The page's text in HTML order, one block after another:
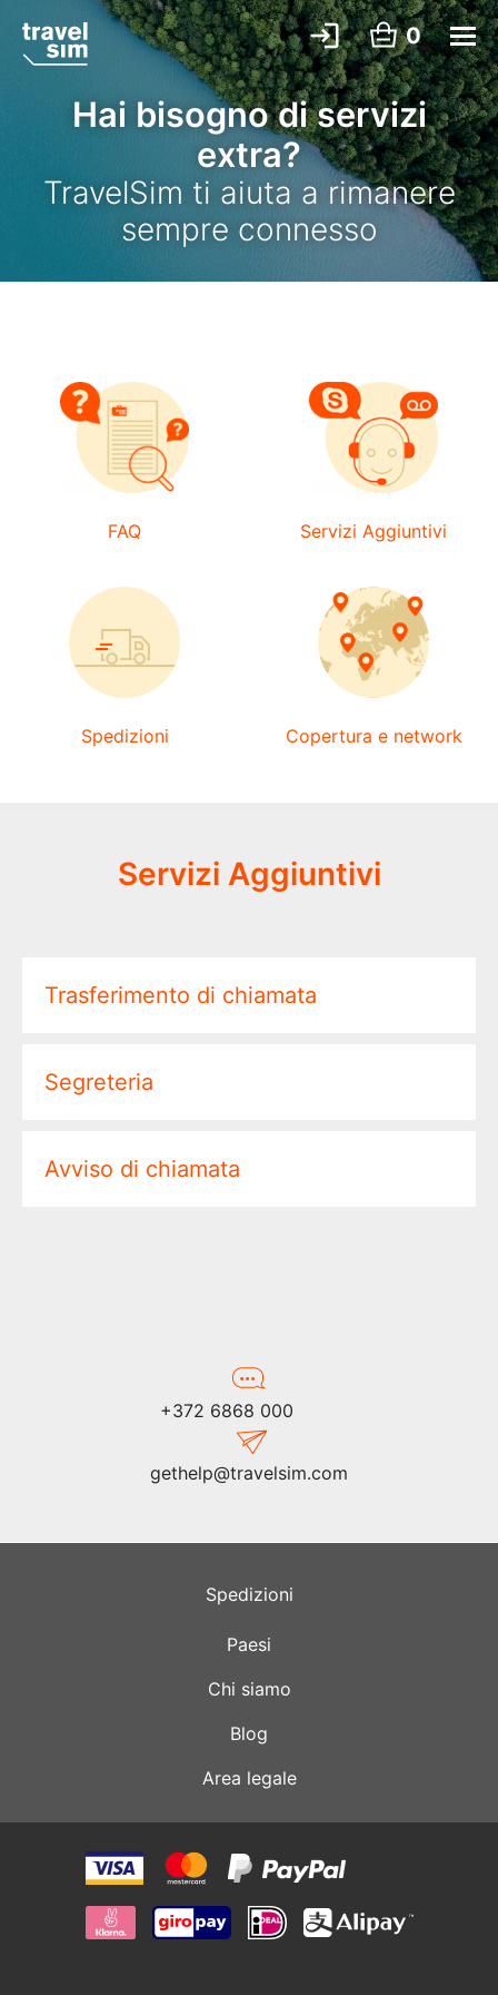
0
Hai bisogno di servizi
extra?
TravelSim ti aiuta a rimanere
sempre connesso
FAQ Servizi Aggiuntivi
Spedizioni Copertura e network
Servizi Aggiuntivi
Trasferimento di chiamata
Segreteria
Avviso di chiamata
+372 6868 000
gethelp@travelsim.com
Spedizioni
Paesi
Chi siamo
Blog
Area legale